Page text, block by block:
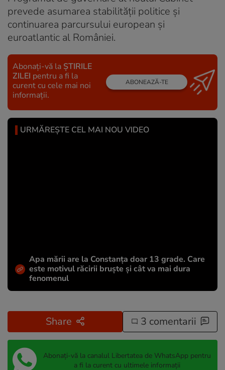
prevede asumarea stabilității politice și
continuarea parcursului european și
euroatlantic al României.
Abonați-vă la ȘTIRILE
ZILEI pentru a fi la
curent cu cele mai noi
informații.
ABONEAZĂ-TE
URMĂREȘTE CEL MAI NOU VIDEO
Apa mării are la Constanța doar 13 grade. Care
este motivul răcirii bruște și cât va mai dura
fenomenul
Share 3 comentarii
Abonați-vă la canalul Libertatea de WhatsApp pentru
a fi la curent cu ultimele informații